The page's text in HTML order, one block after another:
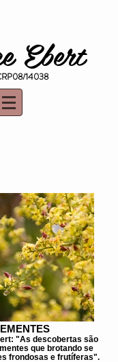
Ebert
14038
"As descobertas são
que brotando se
frondosas e frutíferas".